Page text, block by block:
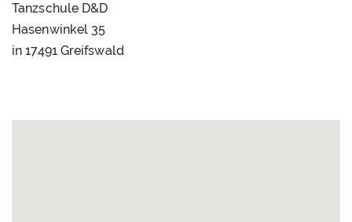
Tanzschule D&D
Hasenwinkel 35
in 17491 Greifswald